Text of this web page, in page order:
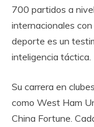
700 partidos a
internacionales
deporte es un
inteligencia táctica.
Su carrera en
como West Ham
China Fortune.